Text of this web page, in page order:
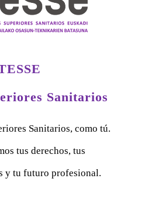
Sanitarios
Sanitarios, como tú.
tus derechos, tus
y tu futuro profesional.